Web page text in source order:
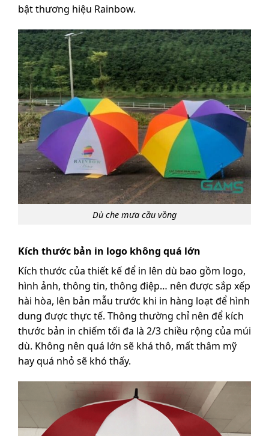
bật thương hiệu Rainbow.
Dù che mưa cầu vồng
Kích thước bản in logo không quá lớn
Kích thước của thiết kế để in lên dù bao gồm logo,
hình ảnh, thông tin, thông điệp… nên được sắp xếp
hài hòa, lên bản mẫu trước khi in hàng loạt để hình
dung được thực tế. Thông thường chỉ nên để kích
thước bản in chiếm tối đa là 2/3 chiều rộng của múi
dù. Không nên quá lớn sẽ khá thô, mất thâm mỹ
hay quá nhỏ sẽ khó thấy.